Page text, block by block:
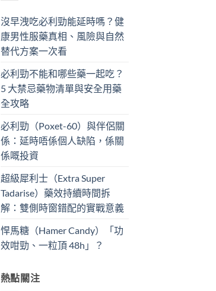
沒早洩吃必利勁能延時嗎？健
康男性服藥真相、風險與自然
替代方案一次看
必利勁不能和哪些藥一起吃？
5 大禁忌藥物清單與安全用藥
全攻略
必利勁（Poxet-60）與伴侶關
係：延時唔係個人缺陷，係關
係嘅投資
超級犀利士（Extra Super
Tadarise）藥效持續時間拆
解：雙側時窗錯配的實戰意義
悍馬糖（Hamer Candy）「功
效咁勁、一粒頂 48h」？
熱點關注